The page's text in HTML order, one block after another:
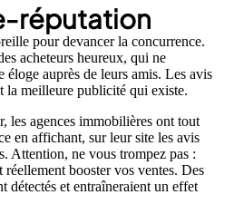
réputation
pour devancer la concurrence.
acheteurs heureux, qui ne
éloge auprès de leurs amis. Les avis
la meilleure publicité qui existe.
les agences immobilières ont tout
en affichant, sur leur site les avis
Attention, ne vous trompez pas :
booster vos ventes. Des
détectés et entraîneraient un effet